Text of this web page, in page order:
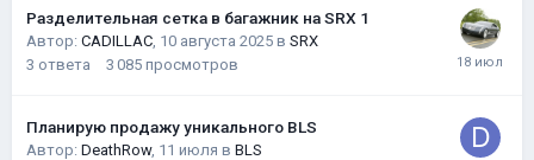
Разделительная сетка в багажник на SRX 1
Автор: CADILLAC, 10 августа 2025 в SRX
3 ответа 3 085 просмотров
Планирую продажу уникального BLS
Автор: DeathRow, 11 июля в BLS